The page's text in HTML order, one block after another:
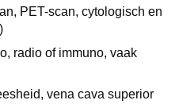
PET-scan, cytologisch en
radio of immuno, vaak
vena cava superior